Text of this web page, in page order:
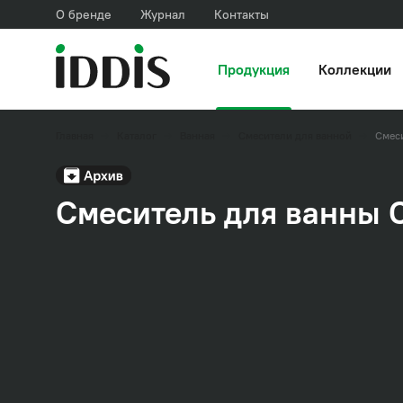
О бренде Журнал Контакты
Продукция Коллекции
Смеситель для ванны